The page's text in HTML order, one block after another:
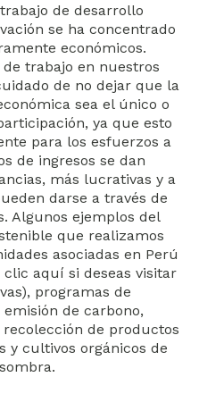
de desarrollo
se ha concentrado
económicos.
trabajo en nuestros
de no dejar que la
sea el único o
ya que esto
para los esfuerzos a
de ingresos se dan
más lucrativas y a
darse a través de
Algunos ejemplos del
que realizamos
asociadas en Perú
aquí si deseas visitar
programas de
de carbono,
de productos
y cultivos orgánicos de